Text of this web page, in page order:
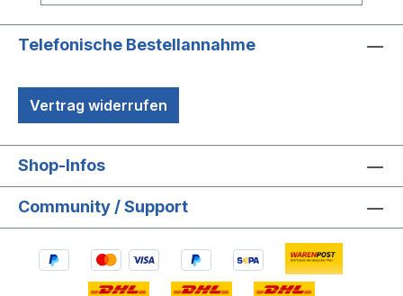
Telefonische Bestellannahme
Vertrag widerrufen
Shop-Infos
Community / Support